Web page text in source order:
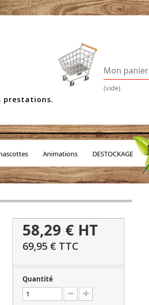
prestations.
Mon panier
(vide)
Animations DESTOCKAGE
58,29 €HT
69,95 €TTC
Quantité